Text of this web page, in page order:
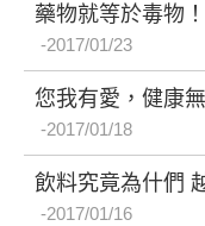
藥物就等於毒物！
2017/01/23
您我有愛，健康
2017/01/18
飲料究竟為什們
2017/01/16